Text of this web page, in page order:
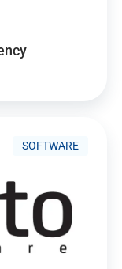
SOFTWARE